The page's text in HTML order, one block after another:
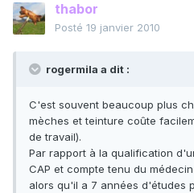
thabor
Posté 19 janvier 2010
rogermila a dit :
C'est souvent beaucoup plus
mèches et teinture coûte
de travail).
Par rapport à la qualification
CAP et compte tenu du
alors qu'il a 7 années d'études